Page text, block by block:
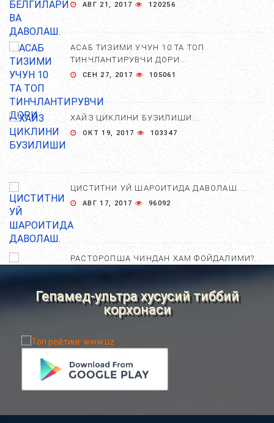
АВГ 21, 2017 120256
АСАБ ТИЗИМИ УЧУН 10 ТА ТОП
ТИНЧЛАНТИРУВЧИ ДОРИ...
СЕН 27, 2017 105061
ХАЙЗ ЦИКЛИНИ БУЗИЛИШИ...
ОКТ 19, 2017 103347
ЦИСТИТНИ УЙ ШАРОИТИДА ДАВОЛАШ....
АВГ 17, 2017 96092
РАСТОРОПША ЧИНДАН ХАМ ФОЙДАЛИМИ?...
НОСТАНДАРТ УСУЛЛАРИ....
Гепамед-ультра хусусий тиббий
корхонаси